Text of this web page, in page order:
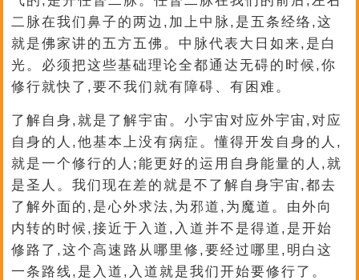
二脉在我们鼻子的两边,加上中脉,是五条经络,这
就是佛家讲的五方五佛。中脉代表大日如来,是白
光。必须把这些基础理论全都通达无碍的时候,你
修行就快了,要不我们就有障碍、有困难。
了解自身,就是了解宇宙。小宇宙对应外宇宙,对应
自身的人,他基本上没有病症。懂得开发自身的人,
就是一个修行的人;能更好的运用自身能量的人,就
是圣人。我们现在差的就是不了解自身宇宙,都去
了解外面的,是心外求法,为邪道,为魔道。由外向
内转的时候,接近于入道,入道并不是得道,是开始
修路了,这个高速路从哪里修,要经过哪里,明白这
一条路线,是入道,入道就是我们开始要修行了。